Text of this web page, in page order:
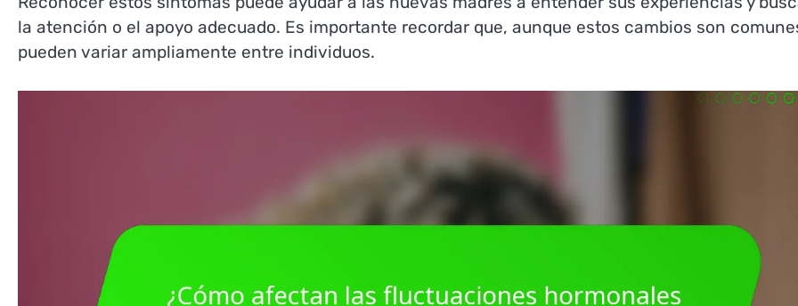
la atención o el apoyo adecuado. Es importante recordar que, aunque estos cambios son
pueden variar ampliamente entre individuos.